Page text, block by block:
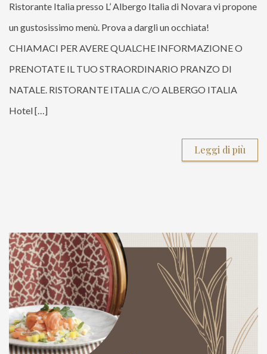
Ristorante Italia presso L’ Albergo Italia di Novara vi propone
un gustosissimo menù. Prova a dargli un occhiata!
CHIAMACI PER AVERE QUALCHE INFORMAZIONE O
PRENOTATE IL TUO STRAORDINARIO PRANZO DI
NATALE. RISTORANTE ITALIA C/O ALBERGO ITALIA
Hotel […]
Leggi di più